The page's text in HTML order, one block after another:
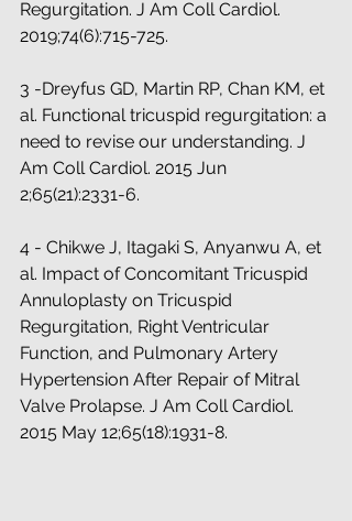
Regurgitation. J Am Coll Cardiol.
2019;74(6):715-725.
3 -Dreyfus GD, Martin RP, Chan KM, et
al. Functional tricuspid regurgitation: a
need to revise our understanding. J
Am Coll Cardiol. 2015 Jun
2;65(21):2331-6.
4 - Chikwe J, Itagaki S, Anyanwu A, et
al. Impact of Concomitant Tricuspid
Annuloplasty on Tricuspid
Regurgitation, Right Ventricular
Function, and Pulmonary Artery
Hypertension After Repair of Mitral
Valve Prolapse. J Am Coll Cardiol.
2015 May 12;65(18):1931-8.